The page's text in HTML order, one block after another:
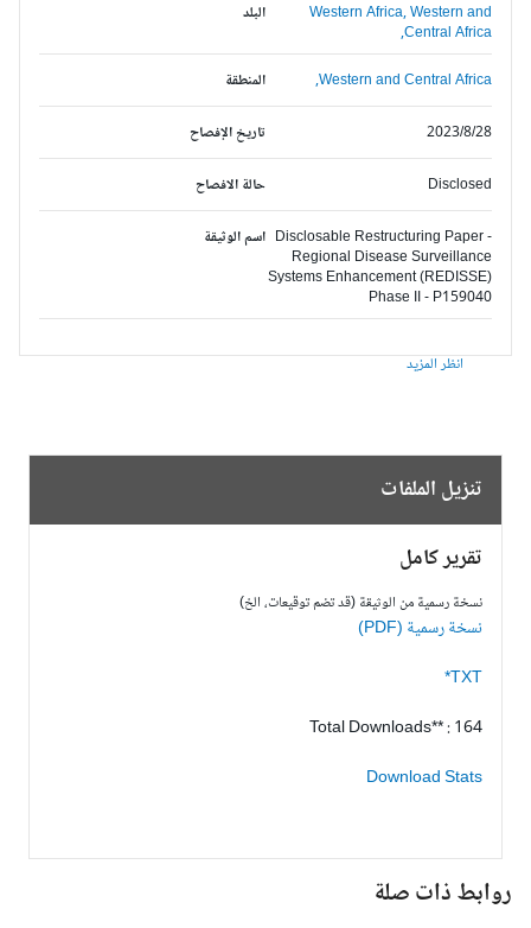
البلد Western Africa,Western and
Central Africa,
المنطقة
Western and Central Africa,
تاريخ الإفصاح 2023/8/28
حالة الافصاح Disclosed
اسم الوثيقة Disclosable Restructuring Paper -
Regional Disease Surveillance
Systems Enhancement (REDISSE)
Phase II - P159040
انظر المزيد
تنزيل الملفات
تقرير كامل
نسخة رسمية من الوثيقة (قد تضم توقيعات، الخ)
نسخة رسمية (PDF)
TXT*
Total Downloads** : 164
Download Stats
روابط ذات صلة